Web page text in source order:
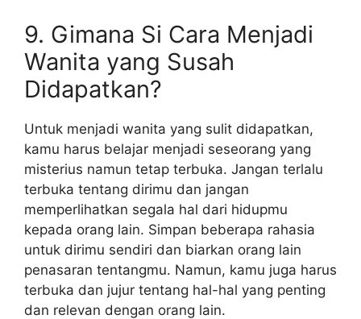
9. Gimana Si Cara Menjadi
Wanita yang Susah
Didapatkan?
Untuk menjadi wanita yang sulit didapatkan,
kamu harus belajar menjadi seseorang yang
misterius namun tetap terbuka. Jangan terlalu
terbuka tentang dirimu dan jangan
memperlihatkan segala hal dari hidupmu
kepada orang lain. Simpan beberapa rahasia
untuk dirimu sendiri dan biarkan orang lain
penasaran tentangmu. Namun, kamu juga harus
terbuka dan jujur tentang hal-hal yang penting
dan relevan dengan orang lain.